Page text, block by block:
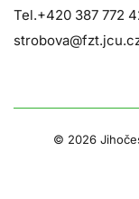
Tel.+420 387 772
© 2026